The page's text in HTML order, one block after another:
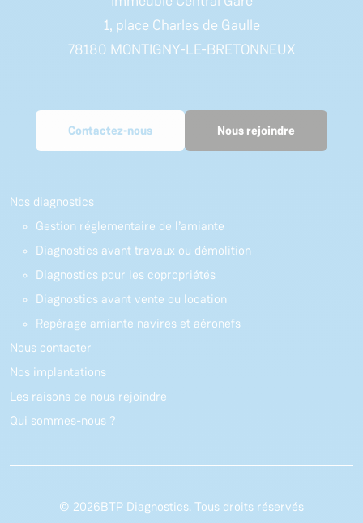
1, place Charles de Gaulle
78180 MONTIGNY-LE-BRETONNEUX
Contactez-nous Nous rejoindre
Nos diagnostics
Gestion réglementaire de l’amiante
Diagnostics avant travaux ou démolition
Diagnostics pour les copropriétés
Diagnostics avant vente ou location
Repérage amiante navires et aéronefs
Nous contacter
Nos implantations
Les raisons de nous rejoindre
Qui sommes-nous ?
© 2026BTP Diagnostics. Tous droits réservés